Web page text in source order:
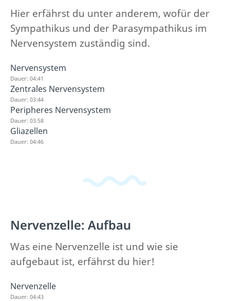
Hier erfährst du unter anderem, wofür der
Sympathikus und der Parasympathikus im
Nervensystem zuständig sind.
Nervensystem
Dauer: 04:41
Zentrales Nervensystem
Dauer: 03:44
Peripheres Nervensystem
Dauer: 03:58
Gliazellen
Dauer: 04:46
Nervenzelle: Aufbau
Was eine Nervenzelle ist und wie sie
aufgebaut ist, erfährst du hier!
Nervenzelle
Dauer: 04:43